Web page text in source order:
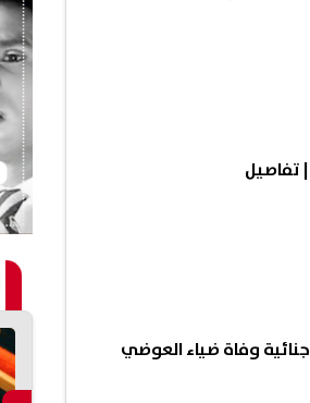
تفاصيل
وفاة ضياء العوضي